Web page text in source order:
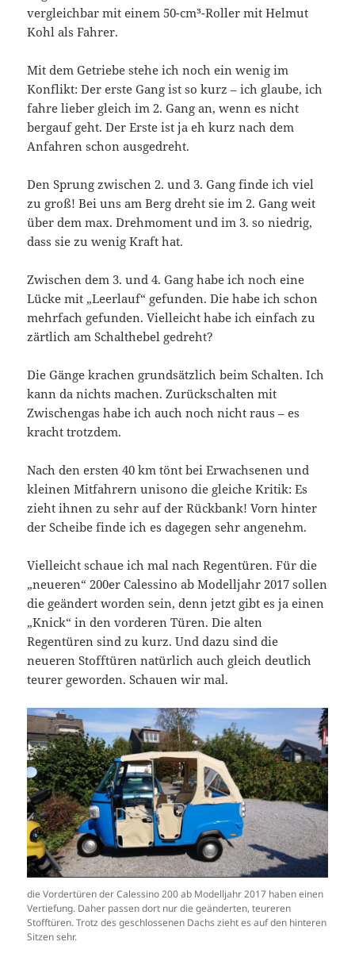
vergleichbar mit einem 50-cm³-Roller mit Helmut
Kohl als Fahrer.
Mit dem Getriebe stehe ich noch ein wenig im
Konflikt: Der erste Gang ist so kurz – ich glaube, ich
fahre lieber gleich im 2. Gang an, wenn es nicht
bergauf geht. Der Erste ist ja eh kurz nach dem
Anfahren schon ausgedreht.
Den Sprung zwischen 2. und 3. Gang finde ich viel
zu groß! Bei uns am Berg dreht sie im 2. Gang weit
über dem max. Drehmoment und im 3. so niedrig,
dass sie zu wenig Kraft hat.
Zwischen dem 3. und 4. Gang habe ich noch eine
Lücke mit „Leerlauf“ gefunden. Die habe ich schon
mehrfach gefunden. Vielleicht habe ich einfach zu
zärtlich am Schalthebel gedreht?
Die Gänge krachen grundsätzlich beim Schalten. Ich
kann da nichts machen. Zurückschalten mit
Zwischengas habe ich auch noch nicht raus – es
kracht trotzdem.
Nach den ersten 40 km tönt bei Erwachsenen und
kleinen Mitfahrern unisono die gleiche Kritik: Es
zieht ihnen zu sehr auf der Rückbank! Vorn hinter
der Scheibe finde ich es dagegen sehr angenehm.
Vielleicht schaue ich mal nach Regentüren. Für die
„neueren“ 200er Calessino ab Modelljahr 2017 sollen
die geändert worden sein, denn jetzt gibt es ja einen
„Knick“ in den vorderen Türen. Die alten
Regentüren sind zu kurz. Und dazu sind die
neueren Stofftüren natürlich auch gleich deutlich
teurer geworden. Schauen wir mal.
die Vordertüren der Calessino 200 ab Modelljahr 2017 haben einen
Vertiefung. Daher passen dort nur die geänderten, teureren
Stofftüren. Trotz des geschlossenen Dachs zieht es auf den hinteren
Sitzen sehr.